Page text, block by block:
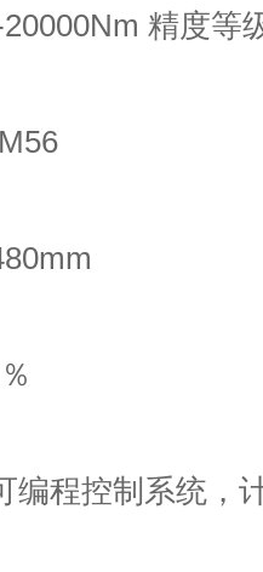
精度等
编程控制系统，